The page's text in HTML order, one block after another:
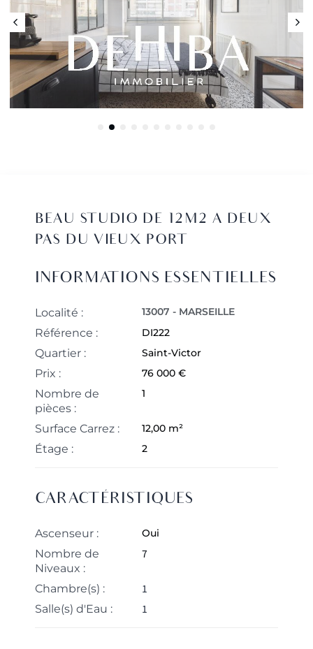
BEAU STUDIO DE 12M2 A DEUX
PAS DU VIEUX PORT
INFORMATIONS ESSENTIELLES
Localité : 13007 - MARSEILLE
Référence : DI222
Quartier : Saint-Victor
Prix : 76 000 €
Nombre de
pièces :
1
Surface Carrez : 12,00 m²
Étage : 2
CARACTÉRISTIQUES
Ascenseur : Oui
Nombre de
Niveaux :
7
Chambre(s) : 1
Salle(s) d'Eau : 1